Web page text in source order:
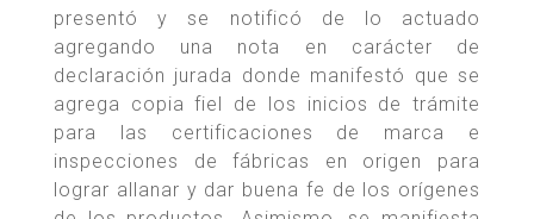
presentó y se notificó de lo actuado
agregando una nota en carácter de
declaración jurada donde manifestó que se
agrega copia fiel de los inicios de trámite
para las certificaciones de marca e
inspecciones de fábricas en origen para
lograr allanar y dar buena fe de los orígenes